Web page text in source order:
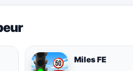
Miles FE